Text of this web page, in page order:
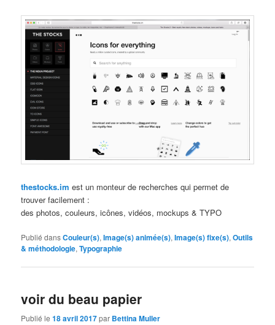
thestocks.im est un monteur de recherches qui permet de
trouver facilement :
des photos, couleurs, icônes, vidéos, mockups & TYPO
Publié dansCouleur(s),Image(s) animée(s),Image(s) fixe(s),Outils
& méthodologie,Typographie
voir du beau papier
Publié le18 avril 2017par Bettina Muller